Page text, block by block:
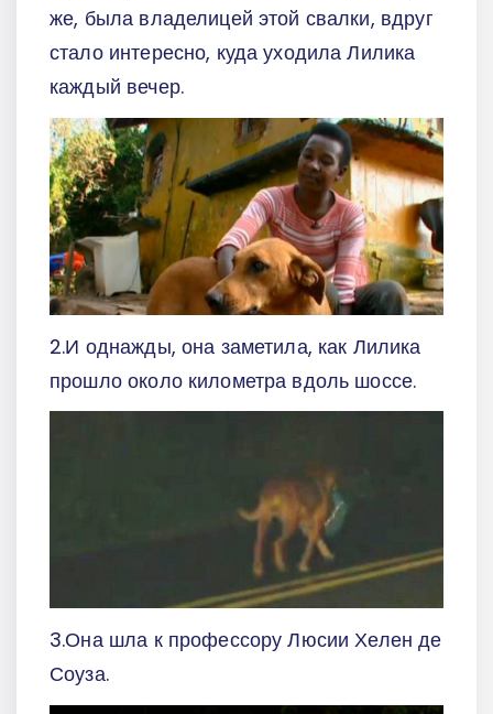
же, была владелицей этой свалки, вдруг
стало интересно, куда уходила Лилика
каждый вечер.
2.И однажды, она заметила, как Лилика
прошло около километра вдоль шоссе.
3.Она шла к профессору Люсии Хелен де
Соуза.